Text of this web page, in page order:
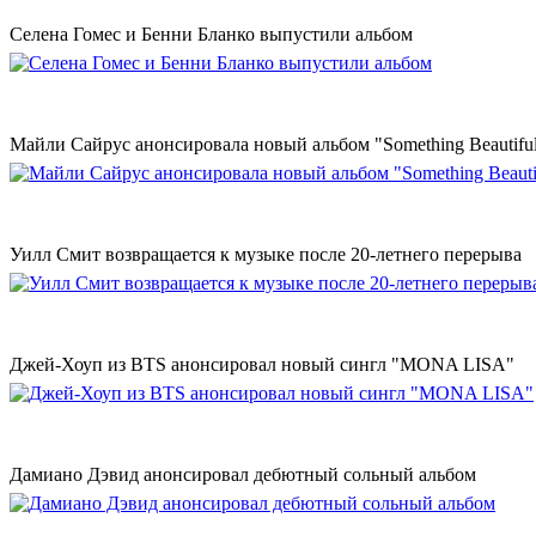
Селена Гомес и Бенни Бланко выпустили альбом
Майли Сайрус анонсировала новый альбом "Something
Уилл Смит возвращается к музыке после 20-летнего перерыва
Джей-Хоуп из BTS анонсировал новый сингл "MONA LISA"
Дамиано Дэвид анонсировал дебютный сольный альбом